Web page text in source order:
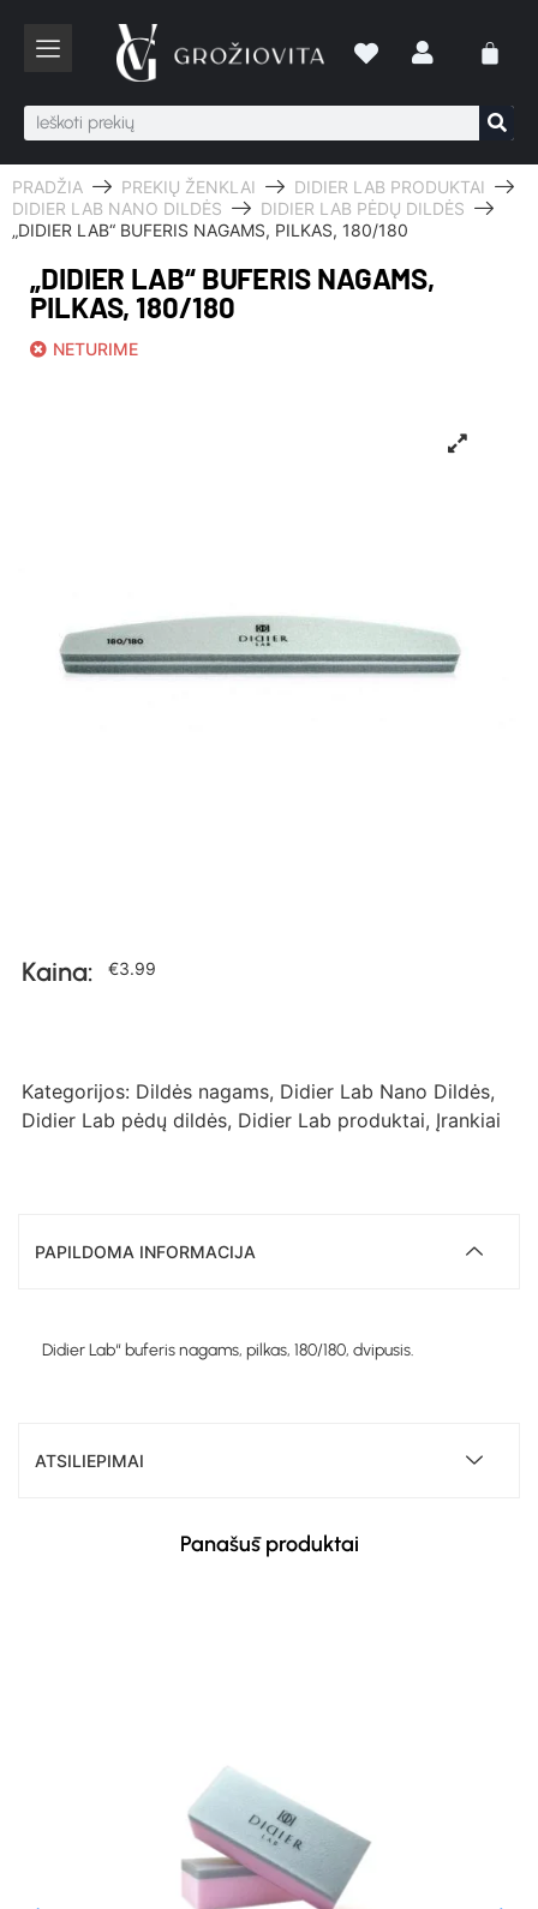
PRADŽIA PREKIŲ ŽENKLAI
DIDIER LAB PRODUKTAI
DIDIER LAB NANO DILDĖS
DIDIER LAB PĖDŲ DILDĖS
„DIDIER LAB“ BUFERIS NAGAMS, PILKAS, 180/180
„DIDIER LAB“ BUFERIS NAGAMS,
PILKAS, 180/180
NETURIME
Kaina: €3.99
Kategorijos: Dildės nagams, Didier Lab Nano Dildės,
Didier Lab pėdų dildės, Didier Lab produktai, Įrankiai
PAPILDOMA INFORMACIJA
Didier Lab“ buferis nagams, pilkas, 180/180, dvipusis.
ATSILIEPIMAI
Panašūs produktai